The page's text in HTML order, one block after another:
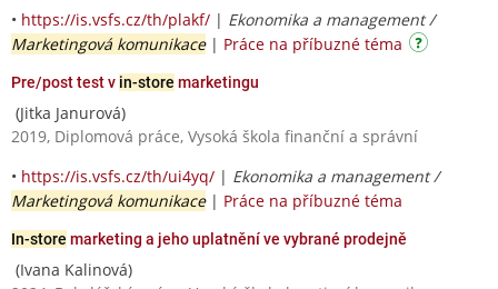
• https://is.vsfs.cz/th/plakf/ | Ekonomika a management /
Marketingová komunikace| Práce na příbuzné téma
Pre/post test v in-store marketingu
(Jitka Janurová)
2019, Diplomová práce, Vysoká škola finanční a správní
• https://is.vsfs.cz/th/ui4yq/ | Ekonomika a management /
Marketingová komunikace| Práce na příbuzné téma
In-store marketing a jeho uplatnění ve vybrané prodejně
(Ivana Kalinová)